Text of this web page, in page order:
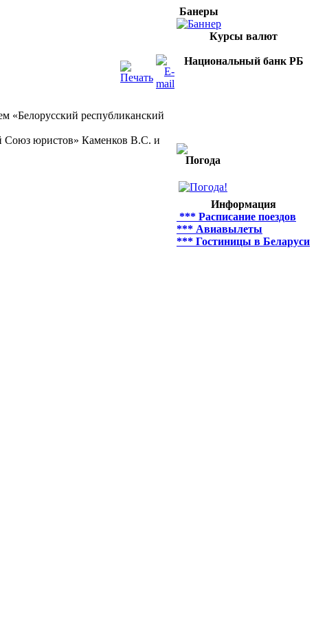
«Белорусский республиканский
Союз юристов» Каменков В.С. и
Банеры
Курсы валют
Национальный банк РБ
Погода
Информация
*** Расписание поездов
*** Авиавылеты
*** Гостиницы в Беларуси